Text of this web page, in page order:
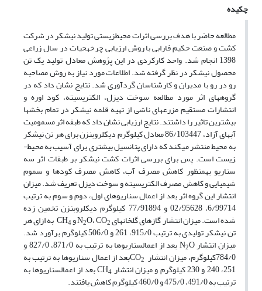
چکیده
مطالعه حاضر با هدف بررسی اثرات محیط­زیستی تولید نیشکر در شرکت
کشت و صنعت حکیم فارابی با روش ارزیابی چرخه­حیات در سال زراعی
1398 انجام شد. واحد کارکردی در این پژوهش معادل تولید یک تن
محصول نیشکر در­ نظر گرفته شد. اطلاعات مورد نیاز به روش مصاحبه
رو­ در رو با مدیران و کارشناسان گردآوری شد. نتایج نشان داد که در
گروه­های اثر مورد مطالعه سوخت دیزل، الکتریسیته، کود اوره و
انتشارات مستقیم مزرعه­ای ناشی از تهیه قلمه نیشکر در تمام بخش­ها
بیشترین تاثیر را داشتند. نتایج ارزیابی نشان داد که طبقه اثر مسمومیت
آب­های آزاد، 86/103447 معادل کیلوگرم دی­کلروبنزن برای هر تن نیشکر
به محیط منتشر می­کند که دارای پتانسیل بیشتری برای آسیب به محیط­
زیست است. پس برای بررسی اثرات کشت نیشکر بر طبقات اثر سه
سناریو­ به­منظور کاهش مصرف آب، کاهش مصرف کودها و سموم
شیمیایی و کاهش مصرف الکتریسیته و سوخت دیزل تعریف شد. میزان
انتشار این گروه اثر بعد از اعمال ­سناریو­های اول، دوم و سوم به­ ترتیب
6/99714، 02/95628 و 77/91894 کیلوگرم دی­کلروبنزن تخمین زده
شده است. میزان انتشار گازهای گلخانه­ای N 2O، CO2 و CH4 به ازای هر
تن نیشکر تولیدی به ترتیب 915/0، 261 و 506/0 کیلوگرم برآورد شد.
میزان انتشار N 2 O بعد از اعمال­سناریو­­­ها به ترتیب به 871/0، 827/0 و
784/0کیلوگرم، میزان انتشار CO 2 بعد از اعمال ­سناریو­ها به ترتیب به
251، 240 و 230 کیلوگرم و میزان انتشار CH 4 بعد از اعمال­سناریو­­ها به
ترتیب به 491/0، 475/0 و 460/0 کیلوگرم کاهش یافتند.